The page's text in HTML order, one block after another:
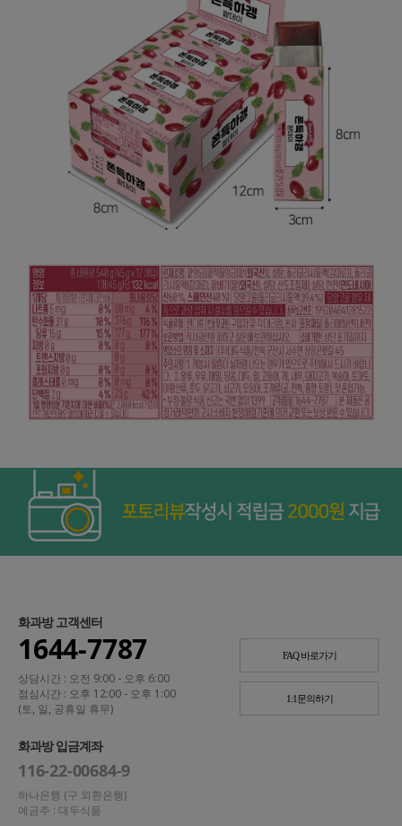
화과방 고객센터
1644-7787
상담시간 : 오전 9:00 - 오후 6:00
점심시간 : 오후 12:00 - 오후 1:00
(토, 일, 공휴일 휴무)
FAQ 바로가기
1:1문의하기
화과방 입금계좌
116-22-00684-9
하나은행 (구 외환은행)
예금주 : 대두식품